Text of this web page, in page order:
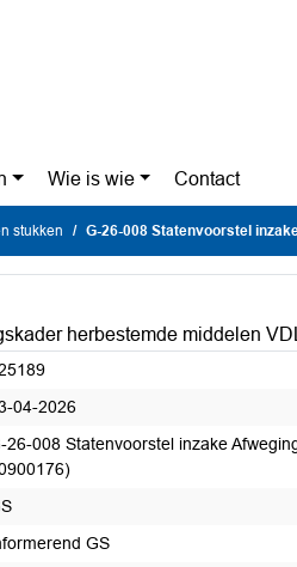
Wie is wie Contact
stukken G-26-008 Statenvoorstel inzake Afwegingskader
herbestemde middelen
04-2026
26-008 Statenvoorstel inzake
GS